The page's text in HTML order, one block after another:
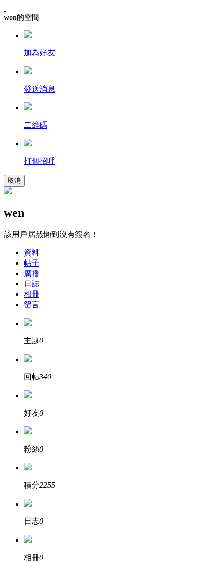
wen的空間
加為好友
發送消息
二維碼
打個招呼
取消
wen
該用戶居然懶到沒有簽名！
資料
帖子
廣播
日誌
相冊
留言
主題0
回帖340
好友0
粉絲0
積分2255
日志0
相冊0